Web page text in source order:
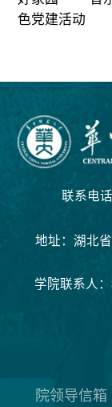
色党建活动
联系电
地址：湖北
学院联系人
院领导信箱